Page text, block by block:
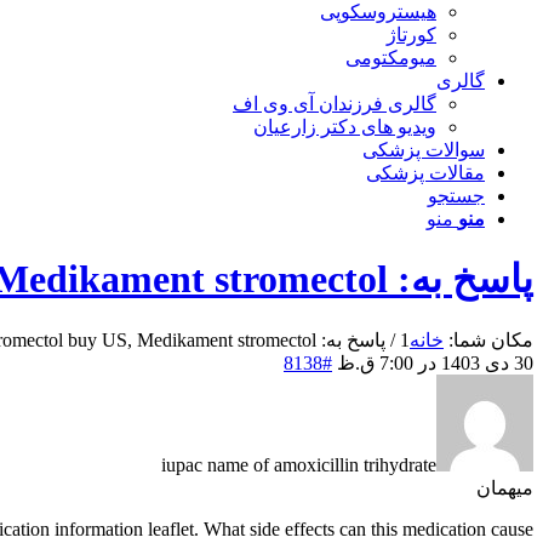
هیستروسکوپی
کورتاژ
میومکتومی
گالری
گالری فرزندان آی وی اف
ویدیو های دکتر زارعیان
سوالات پزشکی
مقالات پزشکی
جستجو
منو منو
پاسخ به: Stromectol buy US, Medikament stromectol
مکان شما: خانه 1
/ پاسخ به: Stromectol buy US, Medikament stromectol
30 دی 1403 در 7:00 ق.ظ
#8138
iupac name of amoxicillin trihydrate
میهمان
information leaflet. What side effects can this medication cause?